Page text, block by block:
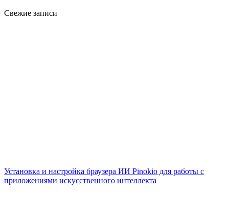
Свежие записи
Установка и настройка браузера ИИ Pinokio для работы с
приложениями искусственного интеллекта